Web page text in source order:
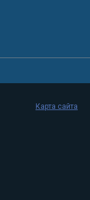
Карта сайта